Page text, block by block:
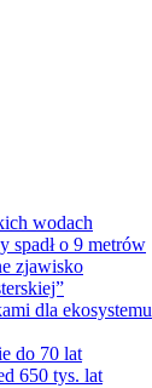
wodach
spadł o 9 metrów
zjawisko
dla ekosystemu
do 70 lat
650 tys. lat